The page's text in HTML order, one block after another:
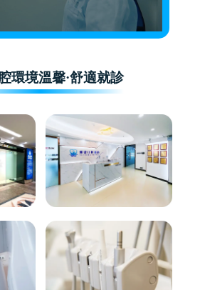
環境溫馨·舒適就診